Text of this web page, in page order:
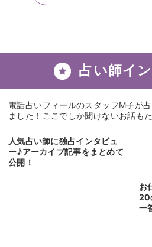
おりますので、安心してご
よくある質問を
占い師イ
電話占いフィールのスタッフM子が